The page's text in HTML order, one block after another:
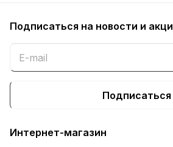
Подписаться на новости и
Подписаться
Интернет-магазин